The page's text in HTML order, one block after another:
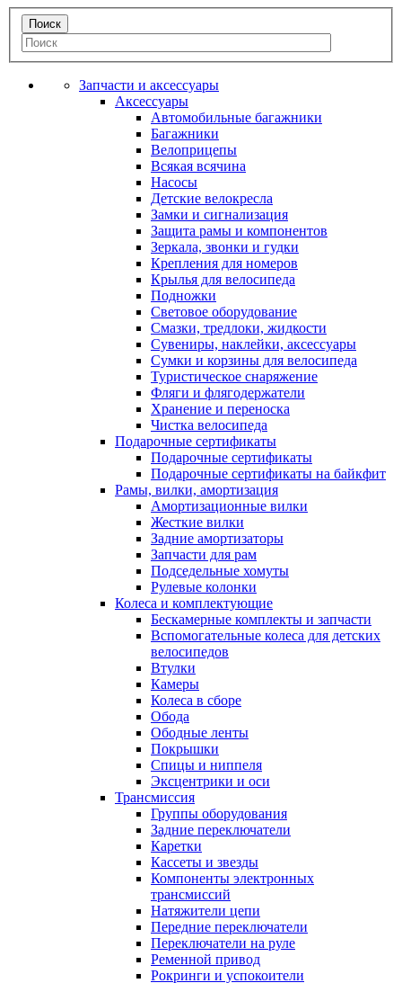
Запчасти и аксессуары
Аксессуары
Автомобильные багажники
Багажники
Велоприцепы
Всякая всячина
Насосы
Детские велокресла
Замки и сигнализация
Защита рамы и компонентов
Зеркала, звонки и гудки
Крепления для номеров
Крылья для велосипеда
Подножки
Световое оборудование
Смазки, тредлоки, жидкости
Сувениры, наклейки, аксессуары
Сумки и корзины для велосипеда
Туристическое снаряжение
Фляги и флягодержатели
Хранение и переноска
Чистка велосипеда
Подарочные сертификаты
Подарочные сертификаты
Подарочные сертификаты на байкфит
Рамы, вилки, амортизация
Амортизационные вилки
Жесткие вилки
Задние амортизаторы
Запчасти для рам
Подседельные хомуты
Рулевые колонки
Колеса и комплектующие
Бескамерные комплекты и запчасти
Вспомогательные колеса для детских
велосипедов
Втулки
Камеры
Колеса в сборе
Обода
Ободные ленты
Покрышки
Спицы и ниппеля
Эксцентрики и оси
Трансмиссия
Группы оборудования
Задние переключатели
Каретки
Кассеты и звезды
Компоненты электронных
трансмиссий
Натяжители цепи
Передние переключатели
Переключатели на руле
Ременной привод
Рокринги и успокоители